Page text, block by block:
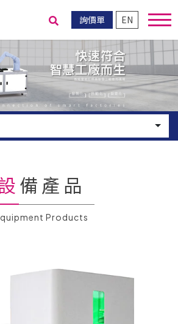
詢價單 EN
送出搜尋
設備產品
Equipment Products